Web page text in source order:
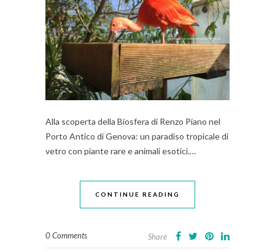
Alla scoperta della Biosfera di Renzo Piano nel
Porto Antico di Genova: un paradiso tropicale di
vetro con piante rare e animali esotici.…
CONTINUE READING
0 Comments Share